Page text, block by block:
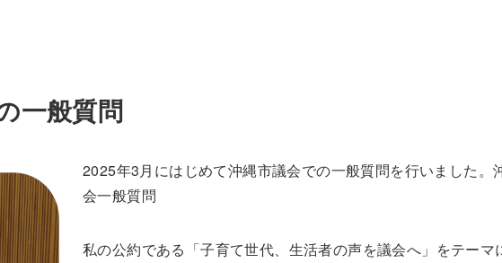
一般質問
2025年3月にはじめて沖縄市議会での一般質問を行いました。
会一般質問
私の公約である「子育て世代、生活者の声を議会へ」をテーマ